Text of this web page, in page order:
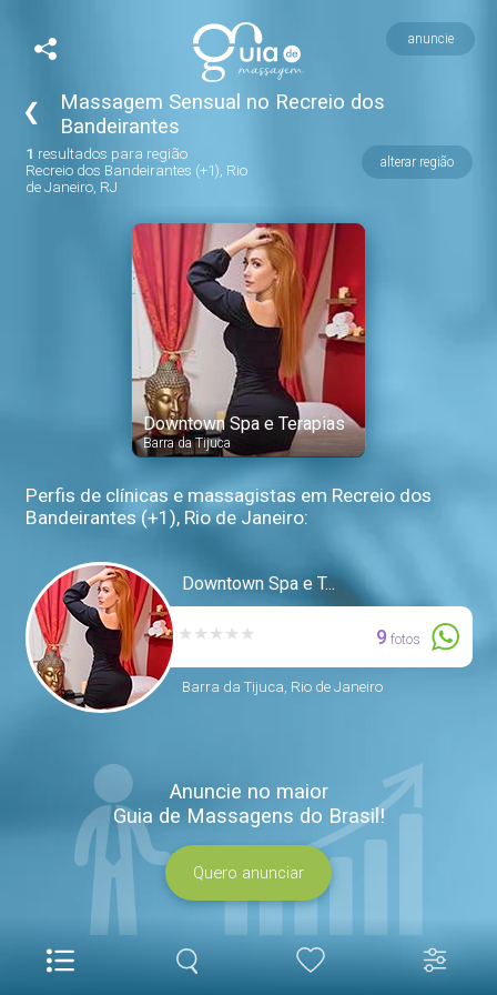
anuncie
❮
Massagem Sensual no Recreio dos
Bandeirantes
1 resultados para região
Recreio dos Bandeirantes (+1), Rio
de Janeiro, RJ
alterar região
Downtown Spa e Terapias
Barra da Tijuca
Perfis de clínicas e massagistas em Recreio dos
Bandeirantes (+1), Rio de Janeiro:
Downtown Spa e T...
★ ★ ★ ★ ★ 9 fotos
Barra da Tijuca, Rio de Janeiro
Anuncie no maior
Guia de Massagens do Brasil!
Quero anunciar